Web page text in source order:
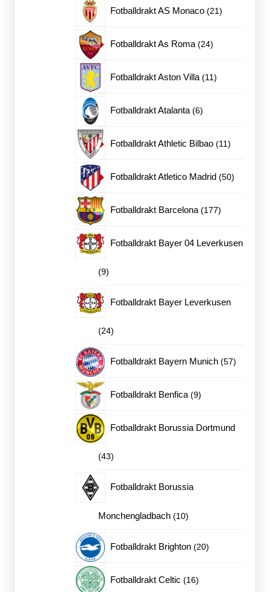
Fotballdrakt AS Monaco 2121
Fotballdrakt As Roma 2424
Fotballdrakt Aston Villa 1111
Fotballdrakt Atalanta 66
Fotballdrakt Athletic Bilbao 1111
Fotballdrakt Atletico Madrid 5050
Fotballdrakt Barcelona 177177
Fotballdrakt Bayer 04 Leverkusen
99
produkter
Fotballdrakt Bayer Leverkusen
2424
produkter
Fotballdrakt Bayern Munich 5757
Fotballdrakt Benfica 99
Fotballdrakt Borussia Dortmund
4343
produkter
Fotballdrakt Borussia
Monchengladbach 1010
Fotballdrakt Brighton 2020
Fotballdrakt Celtic 1616